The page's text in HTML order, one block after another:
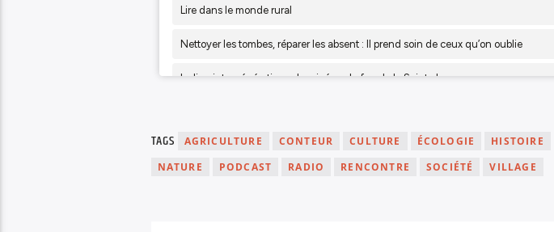
TAGS AGRICULTURE CONTEUR CULTURE ÉCOLOGIE HISTOIRE
NATURE
PODCAST RADIO RENCONTRE SOCIÉTÉ VILLAGE